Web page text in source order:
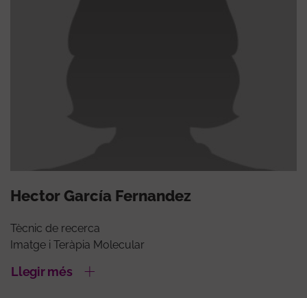
Hector García Fernandez
Tècnic de recerca
Imatge i Teràpia Molecular
Llegir més